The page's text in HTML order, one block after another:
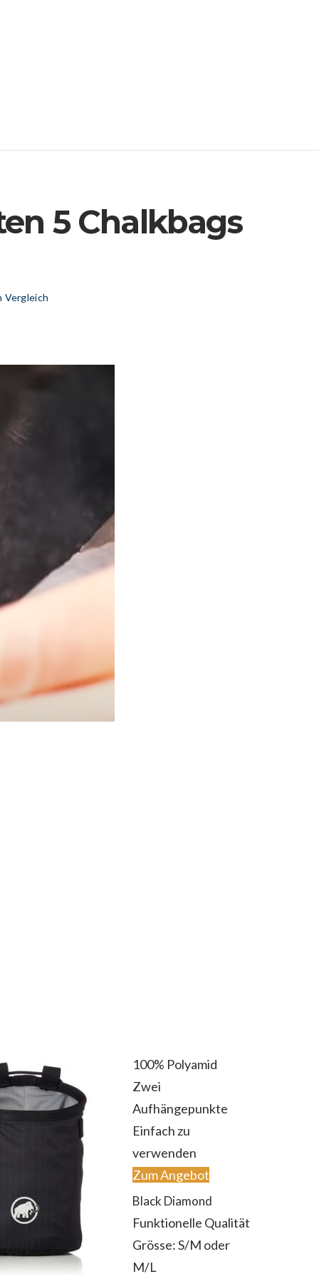
5 Chalkbags
Vergleich
100% Polyamid
Zwei
Aufhängepunkte
Einfach zu
verwenden
Zum Angebot
Black Diamond
Funktionelle Qualität
Grösse: S/M oder
M/L